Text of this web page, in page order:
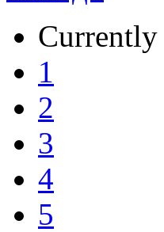
Currently
1
2
3
4
5